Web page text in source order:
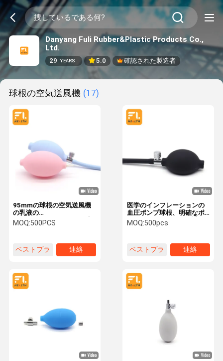
Danyang Fuli Rubber&Plastic Products Co.,
Ltd.
29 YEARS 5.0 確認された製造者
球根の空気送風機 (17)
95mmの球根の空気送風機
の乳液の
sphygmomenometerの球
根BPの球根のハンド ポンプ
MOQ:500PCS
ベストプラ
連絡
医学のインフレーションの
血圧ポンプ球根、明確なポ
リ塩化ビニールの血圧計の
部品
MOQ:500pcs
ベストプラ
連絡